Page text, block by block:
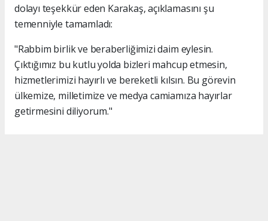
dolayı teşekkür eden Karakaş, açıklamasını şu
temenniyle tamamladı:
"Rabbim birlik ve beraberliğimizi daim eylesin.
Çıktığımız bu kutlu yolda bizleri mahcup etmesin,
hizmetlerimizi hayırlı ve bereketli kılsın. Bu görevin
ülkemize, milletimize ve medya camiamıza hayırlar
getirmesini diliyorum."